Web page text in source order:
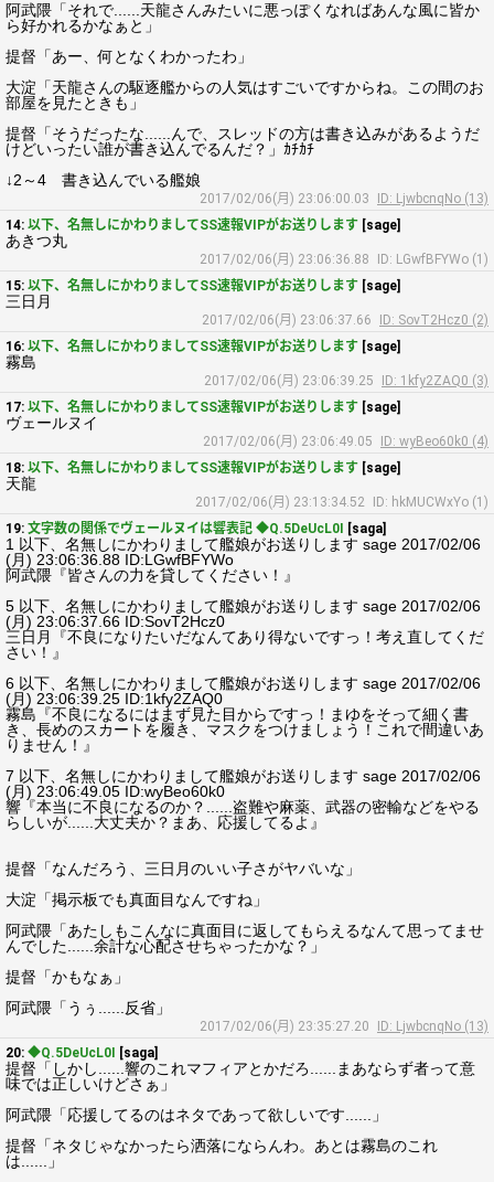
阿武隈「それで......天龍さんみたいに悪っぽくなればあんな風に皆か
ら好かれるかなぁと」
提督「あー、何となくわかったわ」
大淀「天龍さんの駆逐艦からの人気はすごいですからね。この間のお
部屋を見たときも」
提督「そうだったな......んで、スレッドの方は書き込みがあるようだ
けどいったい誰が書き込んでるんだ？」ｶﾁｶﾁ
↓2～4 書き込んでいる艦娘
2017/02/06(月) 23:06:00.03
ID: LjwbcnqNo (13)
14: 以下、名無しにかわりましてSS速報VIPがお送りします [sage]
あきつ丸
2017/02/06(月) 23:06:36.88
ID: LGwfBFYWo (1)
15: 以下、名無しにかわりましてSS速報VIPがお送りします [sage]
三日月
2017/02/06(月) 23:06:37.66
ID: SovT2Hcz0 (2)
16: 以下、名無しにかわりましてSS速報VIPがお送りします [sage]
霧島
2017/02/06(月) 23:06:39.25
ID: 1kfy2ZAQ0 (3)
17: 以下、名無しにかわりましてSS速報VIPがお送りします [sage]
ヴェールヌイ
2017/02/06(月) 23:06:49.05
ID: wyBeo60k0 (4)
18: 以下、名無しにかわりましてSS速報VIPがお送りします [sage]
天龍
2017/02/06(月) 23:13:34.52
ID: hkMUCWxYo (1)
19: 文字数の関係でヴェールヌイは響表記 ◆Q.5DeUcL0I [saga]
1 以下、名無しにかわりまして艦娘がお送りします sage 2017/02/06
(月) 23:06:36.88 ID:LGwfBFYWo
阿武隈『皆さんの力を貸してください！』
5 以下、名無しにかわりまして艦娘がお送りします sage 2017/02/06
(月) 23:06:37.66 ID:SovT2Hcz0
三日月『不良になりたいだなんてあり得ないですっ！考え直してくだ
さい！』
6 以下、名無しにかわりまして艦娘がお送りします sage 2017/02/06
(月) 23:06:39.25 ID:1kfy2ZAQ0
霧島『不良になるにはまず見た目からですっ！まゆをそって細く書
き、長めのスカートを履き、マスクをつけましょう！これで間違いあ
りません！』
7 以下、名無しにかわりまして艦娘がお送りします sage 2017/02/06
(月) 23:06:49.05 ID:wyBeo60k0
響『本当に不良になるのか？......盗難や麻薬、武器の密輸などをやる
らしいが......大丈夫か？まあ、応援してるよ』
提督「なんだろう、三日月のいい子さがヤバいな」
大淀「掲示板でも真面目なんですね」
阿武隈「あたしもこんなに真面目に返してもらえるなんて思ってませ
んでした......余計な心配させちゃったかな？」
提督「かもなぁ」
阿武隈「うぅ......反省」
2017/02/06(月) 23:35:27.20
ID: LjwbcnqNo (13)
20: ◆Q.5DeUcL0I [saga]
提督「しかし......響のこれマフィアとかだろ......まあならず者って意
味では正しいけどさぁ」
阿武隈「応援してるのはネタであって欲しいです......」
提督「ネタじゃなかったら洒落にならんわ。あとは霧島のこれ
は......」